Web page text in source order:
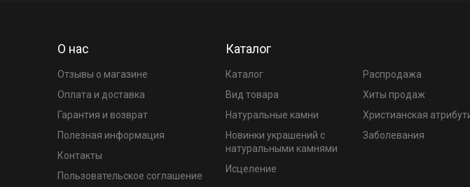
О нас
Отзывы о магазине
Оплата и доставка
Гарантия и возврат
Полезная информация
Контакты
Пользовательское соглашение
Каталог
Каталог
Вид товара
Натуральные камни
Новинки украшений с
натуральными камнями
Распродажа
Хиты продаж
Христианская
Заболевания
Исцеление